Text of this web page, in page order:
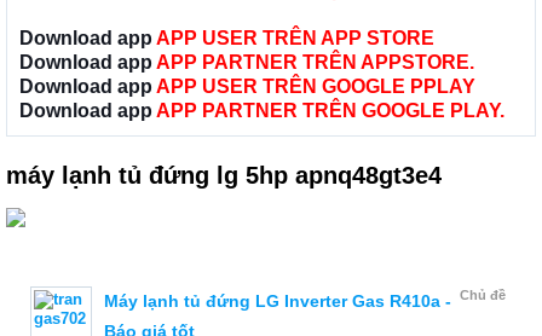
Download app APP USER TRÊN APP STORE
Download app APP PARTNER TRÊN APPSTORE.
Download app APP USER TRÊN GOOGLE PPLAY
Download app APP PARTNER TRÊN GOOGLE PLAY.
máy lạnh tủ đứng lg 5hp apnq48gt3e4
Chủ đề
Máy lạnh tủ đứng LG Inverter Gas R410a -
Báo giá tốt